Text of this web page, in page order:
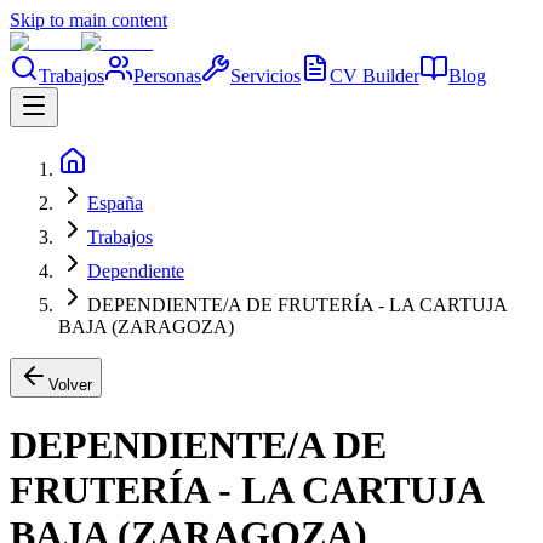
Skip to main content
Trabajos Personas Servicios CV Builder Blog
España
Trabajos
Dependiente
DEPENDIENTE/A DE FRUTERÍA - LA CARTUJA
BAJA (ZARAGOZA)
Volver
DEPENDIENTE/A DE
FRUTERÍA - LA CARTUJA